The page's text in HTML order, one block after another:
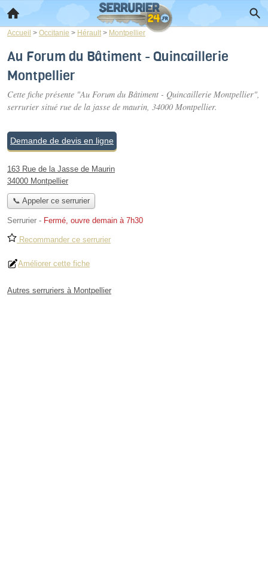
Accueil > Occitanie > Hérault > Montpellier
Au Forum du Bâtiment - Quincaillerie
Montpellier
Cette fiche présente "Au Forum du Bâtiment - Quincaillerie Montpellier",
serrurier situé rue de la jasse de maurin, 34000 Montpellier.
Demande de devis en ligne
163 Rue de la Jasse de Maurin
34000 Montpellier
📞 Appeler ce serrurier
Serrurier - Fermé, ouvre demain à 7h30
Recommander ce serrurier
Améliorer cette fiche
Autres serruriers à Montpellier